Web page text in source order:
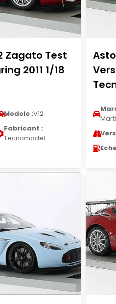
Zagato Test
2011 1/18
Modele :V12
Fabricant :
Tecnomodel